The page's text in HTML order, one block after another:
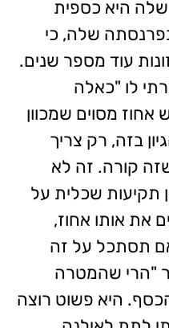
היא כספית
שלה, כי
עוד מספר שנים.
לו "כאלה
אחוז מסוים שמכוון
בזה, רק צריך
קורה. זה לא
תקיעות שכלית על
את אותו אחוז,
תסתכל על זה
"הרי שהמטרה
היא פשוט רוצה